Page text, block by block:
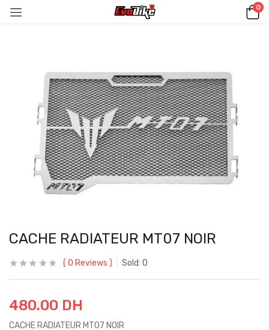
0
CACHE RADIATEUR MT07 NOIR
0 Reviews Sold: 0
480.00 DH
CACHE RADIATEUR MT07 NOIR